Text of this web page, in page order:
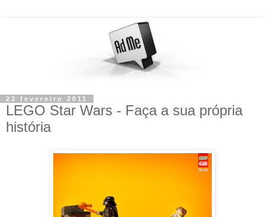
23 fevereiro 2011
LEGO Star Wars - Faça a sua própria
história